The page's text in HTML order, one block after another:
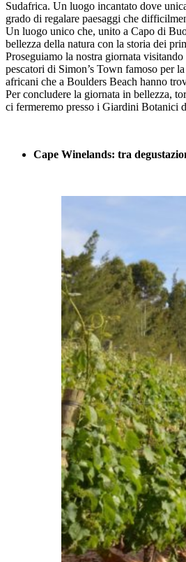
Sudafrica. Un luogo incantato dove
grado di regalare paesaggi che
Un luogo unico che, unito a Capo di
bellezza della natura con la storia dei
Proseguiamo la nostra giornata
pescatori di Simon’s Town famoso per
africani che a Boulders Beach hanno
Per concludere la giornata in bellezza,
ci fermeremo presso i Giardini Botanici
Cape Winelands: tra